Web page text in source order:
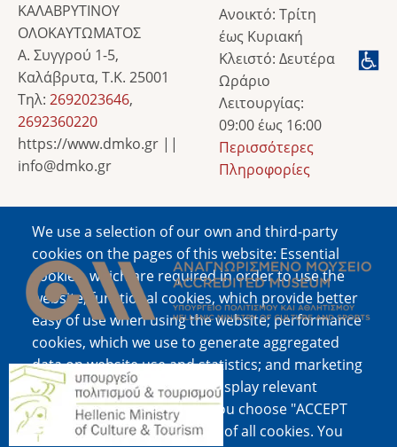
We use a selection of our own and third-party
cookies on the pages of this website: Essential
cookies, which are required in order to use the
website; functional cookies, which provide better
easy of use when using the website; performance
cookies, which we use to generate aggregated
data on website use and statistics; and marketing
cookies, which are used to display relevant
content and advertising. If you choose "ACCEPT
ALL", you consent to the use of all cookies. You
ΚΑΛΑΒΡΥΤΙΝΟΥ
ΟΛΟΚΑΥΤΩΜΑΤΟΣ
Α. Συγγρού 1-5,
Καλάβρυτα, Τ.Κ. 25001
Τηλ: 2692023646,
2692360220
https://www.dmko.gr ||
info@dmko.gr
Ανοικτό: Τρίτη
έως Κυριακή
Κλειστό: Δευτέρα
Ωράριο
Λειτουργίας:
09:00 έως 16:00
Περισσότερες
Πληροφορίες
Image
Image